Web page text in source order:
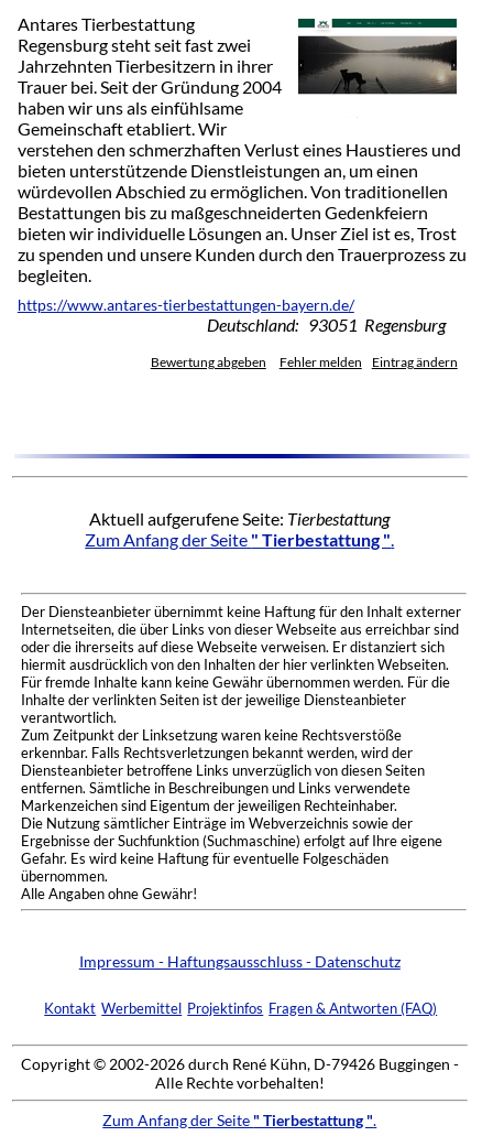
Antares Tierbestattung
Regensburg steht seit fast zwei
Jahrzehnten Tierbesitzern in ihrer
Trauer bei. Seit der Gründung 2004
haben wir uns als einfühlsame
Gemeinschaft etabliert. Wir
verstehen den schmerzhaften Verlust eines Haustieres und
bieten unterstützende Dienstleistungen an, um einen
würdevollen Abschied zu ermöglichen. Von traditionellen
Bestattungen bis zu maßgeschneiderten Gedenkfeiern
bieten wir individuelle Lösungen an. Unser Ziel ist es, Trost
zu spenden und unsere Kunden durch den Trauerprozess zu
begleiten.
https://www.antares-tierbestattungen-bayern.de/
Deutschland: 93051 Regensburg
Bewertung abgeben Fehler melden Eintrag ändern
Aktuell aufgerufene Seite: Tierbestattung
Zum Anfang der Seite " Tierbestattung ".
Der Diensteanbieter übernimmt keine Haftung für den Inhalt externer
Internetseiten, die über Links von dieser Webseite aus erreichbar sind
oder die ihrerseits auf diese Webseite verweisen. Er distanziert sich
hiermit ausdrücklich von den Inhalten der hier verlinkten Webseiten.
Für fremde Inhalte kann keine Gewähr übernommen werden. Für die
Inhalte der verlinkten Seiten ist der jeweilige Diensteanbieter
verantwortlich.
Zum Zeitpunkt der Linksetzung waren keine Rechtsverstöße
erkennbar. Falls Rechtsverletzungen bekannt werden, wird der
Diensteanbieter betroffene Links unverzüglich von diesen Seiten
entfernen. Sämtliche in Beschreibungen und Links verwendete
Markenzeichen sind Eigentum der jeweiligen Rechteinhaber.
Die Nutzung sämtlicher Einträge im Webverzeichnis sowie der
Ergebnisse der Suchfunktion (Suchmaschine) erfolgt auf Ihre eigene
Gefahr. Es wird keine Haftung für eventuelle Folgeschäden
übernommen.
Alle Angaben ohne Gewähr!
Impressum - Haftungsausschluss - Datenschutz
Kontakt Werbemittel Projektinfos Fragen & Antworten (FAQ)
Copyright © 2002-2026 durch René Kühn, D-79426 Buggingen -
Alle Rechte vorbehalten!
Zum Anfang der Seite " Tierbestattung ".